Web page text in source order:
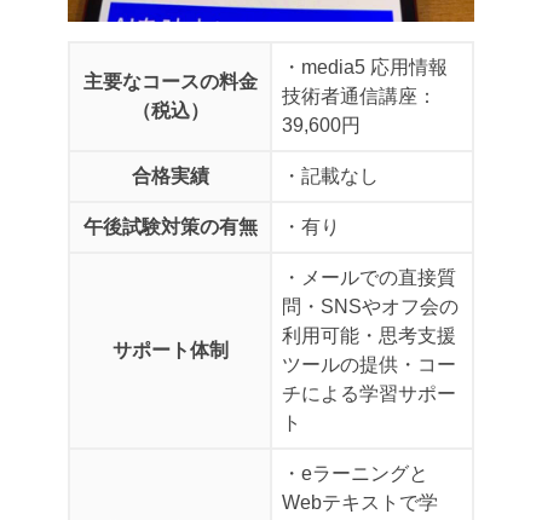
主要なコースの料金
（税込）
・media5 応用情報
技術者通信講座：
39,600円
合格実績 ・記載なし
午後試験対策の有無 ・有り
サポート体制
・メールでの直接質
問 ・SNSやオフ会の
利用可能 ・思考支援
ツールの提供 ・コー
チによる学習サポー
ト
・eラーニングと
Webテキストで学